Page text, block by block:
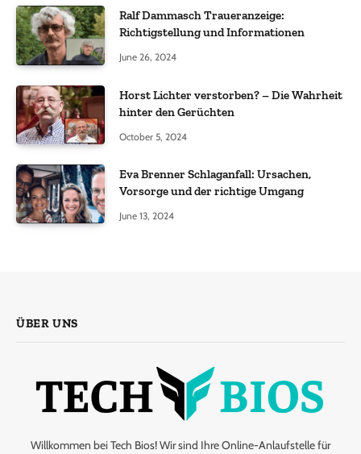
Ralf Dammasch Traueranzeige:
Richtigstellung und Informationen
June 26, 2024
Horst Lichter verstorben? – Die Wahrheit
hinter den Gerüchten
October 5, 2024
Eva Brenner Schlaganfall: Ursachen,
Vorsorge und der richtige Umgang
June 13, 2024
ÜBER UNS
Willkommen bei Tech Bios! Wir sind Ihre Online-Anlaufstelle für